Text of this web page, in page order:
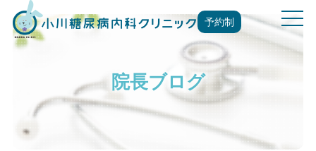
予約制
t
o
g
院長ブログ